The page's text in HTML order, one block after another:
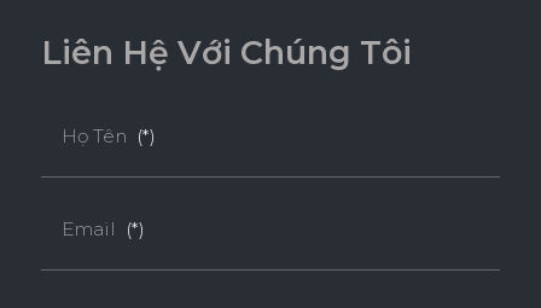
Liên Hệ Với Chúng Tôi
Họ Tên (*)
Email (*)